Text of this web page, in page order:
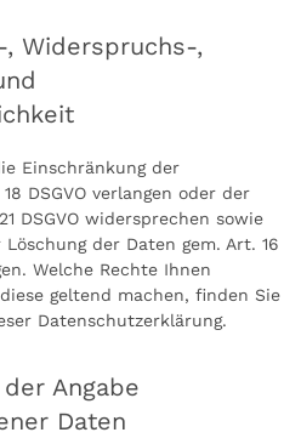
, Widerspruchs-,
Einschränkung der
DSGVO verlangen oder der
DSGVO widersprechen sowie
der Daten gem. Art. 16
Welche Rechte Ihnen
geltend machen, finden Sie
Datenschutzerklärung.
Angabe
Daten